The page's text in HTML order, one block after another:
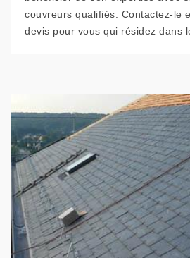
couvreurs qualifiés. Contactez-le
devis pour vous qui résidez dans